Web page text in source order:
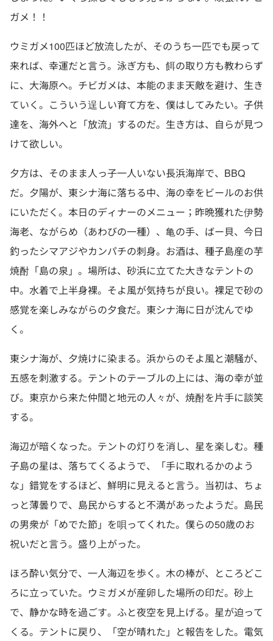
ガメ！！
ウミガメ100匹ほど放流したが、そのうち一匹でも戻って
来れば、幸運だと言う。泳ぎ方も、餌の取り方も教わらず
に、大海原へ。チビガメは、本能のまま天敵を避け、生き
ていく。こういう逞しい育て方を、僕はしてみたい。子供
達を、海外へと「放流」するのだ。生き方は、自らが見つ
けて欲しい。
夕方は、そのまま人っ子一人いない長浜海岸で、BBQ
だ。夕陽が、東シナ海に落ちる中、海の幸をビールのお供
にいただく。本日のディナーのメニュー；昨晩獲れた伊勢
海老、ながらめ（あわびの一種）、亀の手、ばー貝、今日
釣ったシマアジやカンパチの刺身。お酒は、種子島産の芋
焼酎「島の泉」。場所は、砂浜に立てた大きなテントの
中。水着で上半身裸。そよ風が気持ちが良い。裸足で砂の
感覚を楽しみながらの夕食だ。東シナ海に日が沈んでゆ
く。
東シナ海が、夕焼けに染まる。浜からのそよ風と潮騒が、
五感を刺激する。テントのテーブルの上には、海の幸が並
び。東京から来た仲間と地元の人々が、焼酎を片手に談笑
する。
海辺が暗くなった。テントの灯りを消し、星を楽しむ。種
子島の星は、落ちてくるようで、「手に取れるかのよう
な」錯覚をするほど、鮮明に見えると言う。当初は、ちょ
っと薄曇りで、島民からすると不満があったようだ。島民
の男衆が「めでた節」を唄ってくれた。僕らの50歳のお
祝いだと言う。盛り上がった。
ほろ酔い気分で、一人海辺を歩く。木の棒が、ところどこ
ろに立っていた。ウミガメが産卵した場所の印だ。砂上
で、静かな時を過ごす。ふと夜空を見上げる。星が迫って
くる。テントに戻り、「空が晴れた」と報告をした。電気